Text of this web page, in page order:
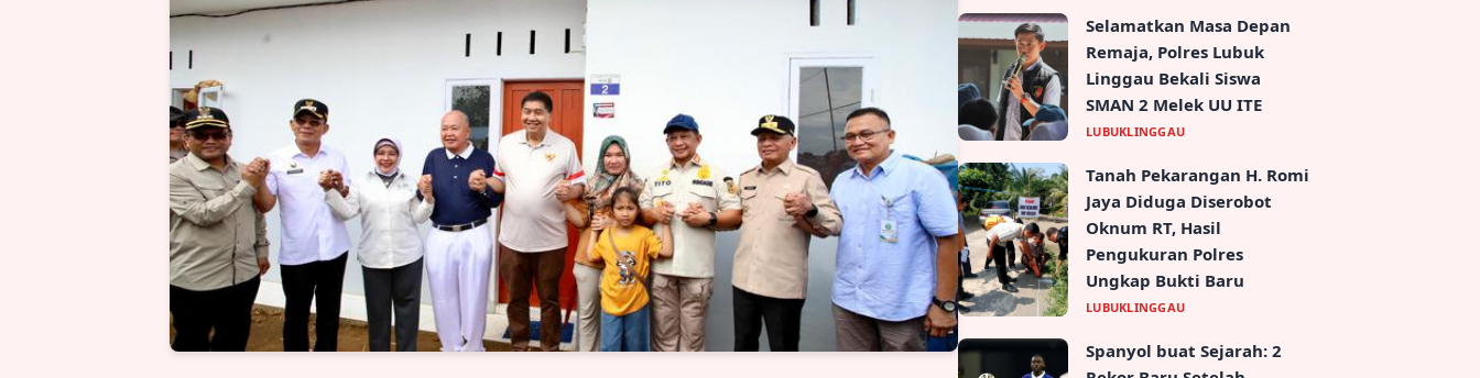
Selamatkan Masa Depan
Remaja, Polres Lubuk
Linggau Bekali Siswa
SMAN 2 Melek UU ITE
LUBUKLINGGAU
Tanah Pekarangan H. Romi
Jaya Diduga Diserobot
Oknum RT, Hasil
Pengukuran Polres
Ungkap Bukti Baru
LUBUKLINGGAU
Spanyol buat Sejarah: 2